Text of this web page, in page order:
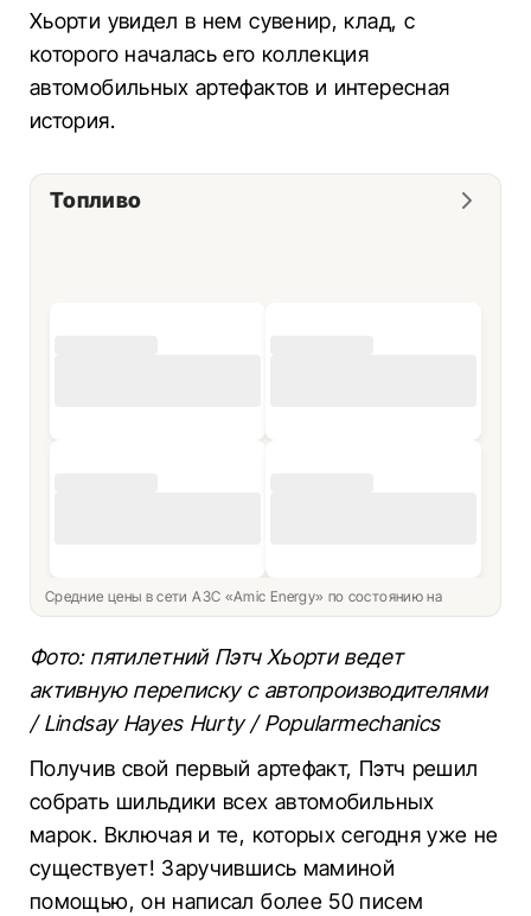
Хьорти увидел в нем сувенир, клад, с
которого началась его коллекция
автомобильных артефактов и интересная
история.
Топливо
Средние цены в сети АЗС «Amic Energy» по состоянию на
Фото: пятилетний Пэтч Хьорти ведет
активную переписку с автопроизводителями
/ Lindsay Hayes Hurty / Popularmechanics
Получив свой первый артефакт, Пэтч решил
собрать шильдики всех автомобильных
марок. Включая и те, которых сегодня уже не
существует! Заручившись маминой
помощью, он написал более 50 писем